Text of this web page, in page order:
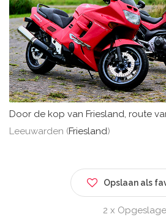
Door de kop van Friesland, route
Leeuwarden (Friesland)
Opslaan als
2 x